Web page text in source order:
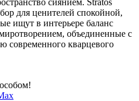
для ценителей спокойной,
ищут в интерьере баланс
объединенные с
современного кварцевого